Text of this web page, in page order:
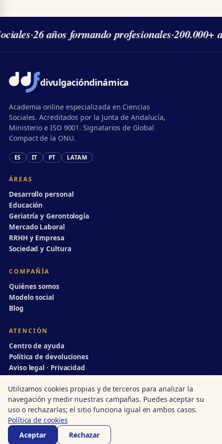
·26 años formando profesionales·200.000+
divulgacióndinámica
Academia online especializada en Ciencias
Sociales. Acreditados por la Junta de Andalucía,
Ministerio e ISO 9001. Signatarios de Global
Compact de la ONU.
ES IT PT LATAM
ÁREAS
Desarrollo personal
Educación
Geriatría y Gerontología
Mercado Laboral
RRHH y Empresa
Sociedad y Cultura
COMPAÑÍA
Quiénes somos
Modelo social
Blog
ATENCIÓN
Centro de ayuda
Política de devoluciones
Aviso legal · Privacidad
© 1998–2026 Divulgación Dinámica · Centro autorizado nº 14/00231
Acreditado · Junta de Andalucía·
Utilizamos cookies propias y de terceros para analizar la
navegación y medir nuestras campañas. Puedes aceptar su
uso o rechazarlas; el sitio funciona igual en ambos casos.
Política de cookies
Aceptar
Rechazar